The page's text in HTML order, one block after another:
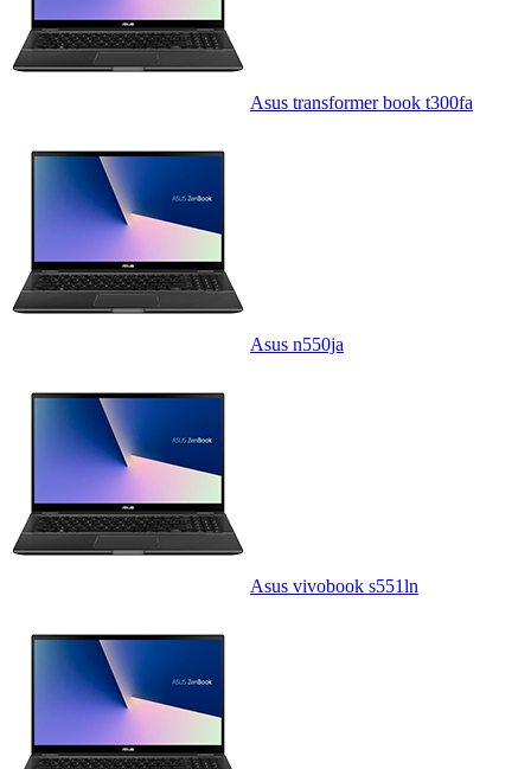
Asus transformer book t300fa
Asus n550ja
Asus vivobook s551ln